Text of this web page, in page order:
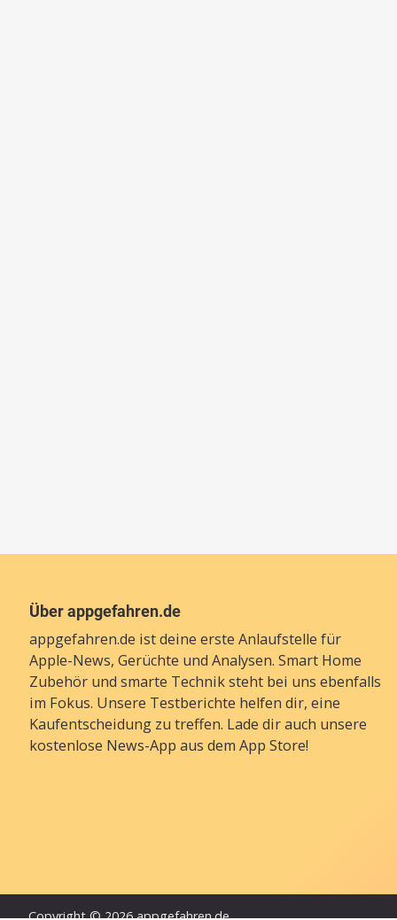
Über appgefahren.de
appgefahren.de ist deine erste Anlaufstelle für
Apple-News, Gerüchte und Analysen. Smart Home
Zubehör und smarte Technik steht bei uns ebenfalls
im Fokus. Unsere Testberichte helfen dir, eine
Kaufentscheidung zu treffen. Lade dir auch unsere
kostenlose News-App aus dem App Store!
Copyright © 2026 appgefahren.de